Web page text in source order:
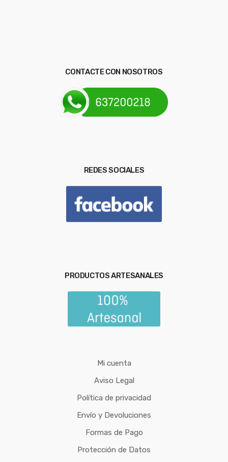
CONTACTE CON NOSOTROS
REDES SOCIALES
PRODUCTOS ARTESANALES
Mi cuenta
Aviso Legal
Política de privacidad
Envío y Devoluciones
Formas de Pago
Protección de Datos